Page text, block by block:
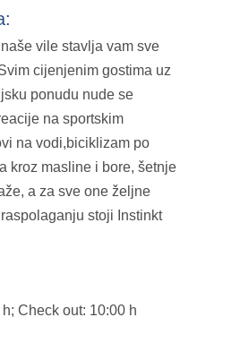
vile stavlja vam sve
cijenjenim gostima uz
ponudu nude se
na sportskim
na vodi,biciklizam po
kroz masline i bore, šetnje
a za sve one željne
stoji Instinkt
Check out: 10:00 h